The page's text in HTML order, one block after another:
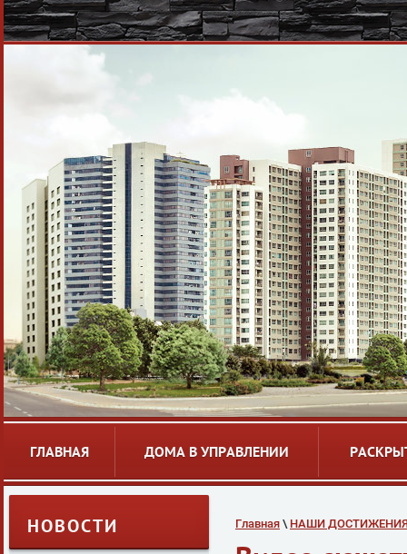
ГЛАВНАЯ ДОМА В УПРАВЛЕНИИ
НОВОСТИ Главная \ НАШИ